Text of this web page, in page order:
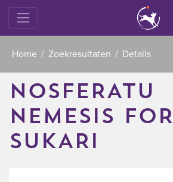
Home Zoekresultaten Details
NOSFERATU
NEMESIS FOR
SUKARI